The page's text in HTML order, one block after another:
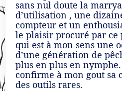
sans nul doute la
d’utilisation , une
compteur et un
le plaisir procuré par ce
qui est à mon sens une
d’une génération de
plus en plus en
confirme à mon gout sa
des outils rares.